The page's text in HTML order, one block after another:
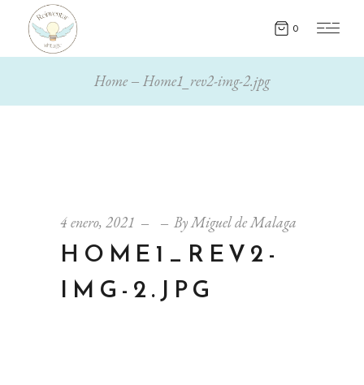
0
Home Home1_rev2-img-2.jpg
4 enero, 2021 ByMiguel de Malaga
HOME1_REV2-
IMG-2.JPG